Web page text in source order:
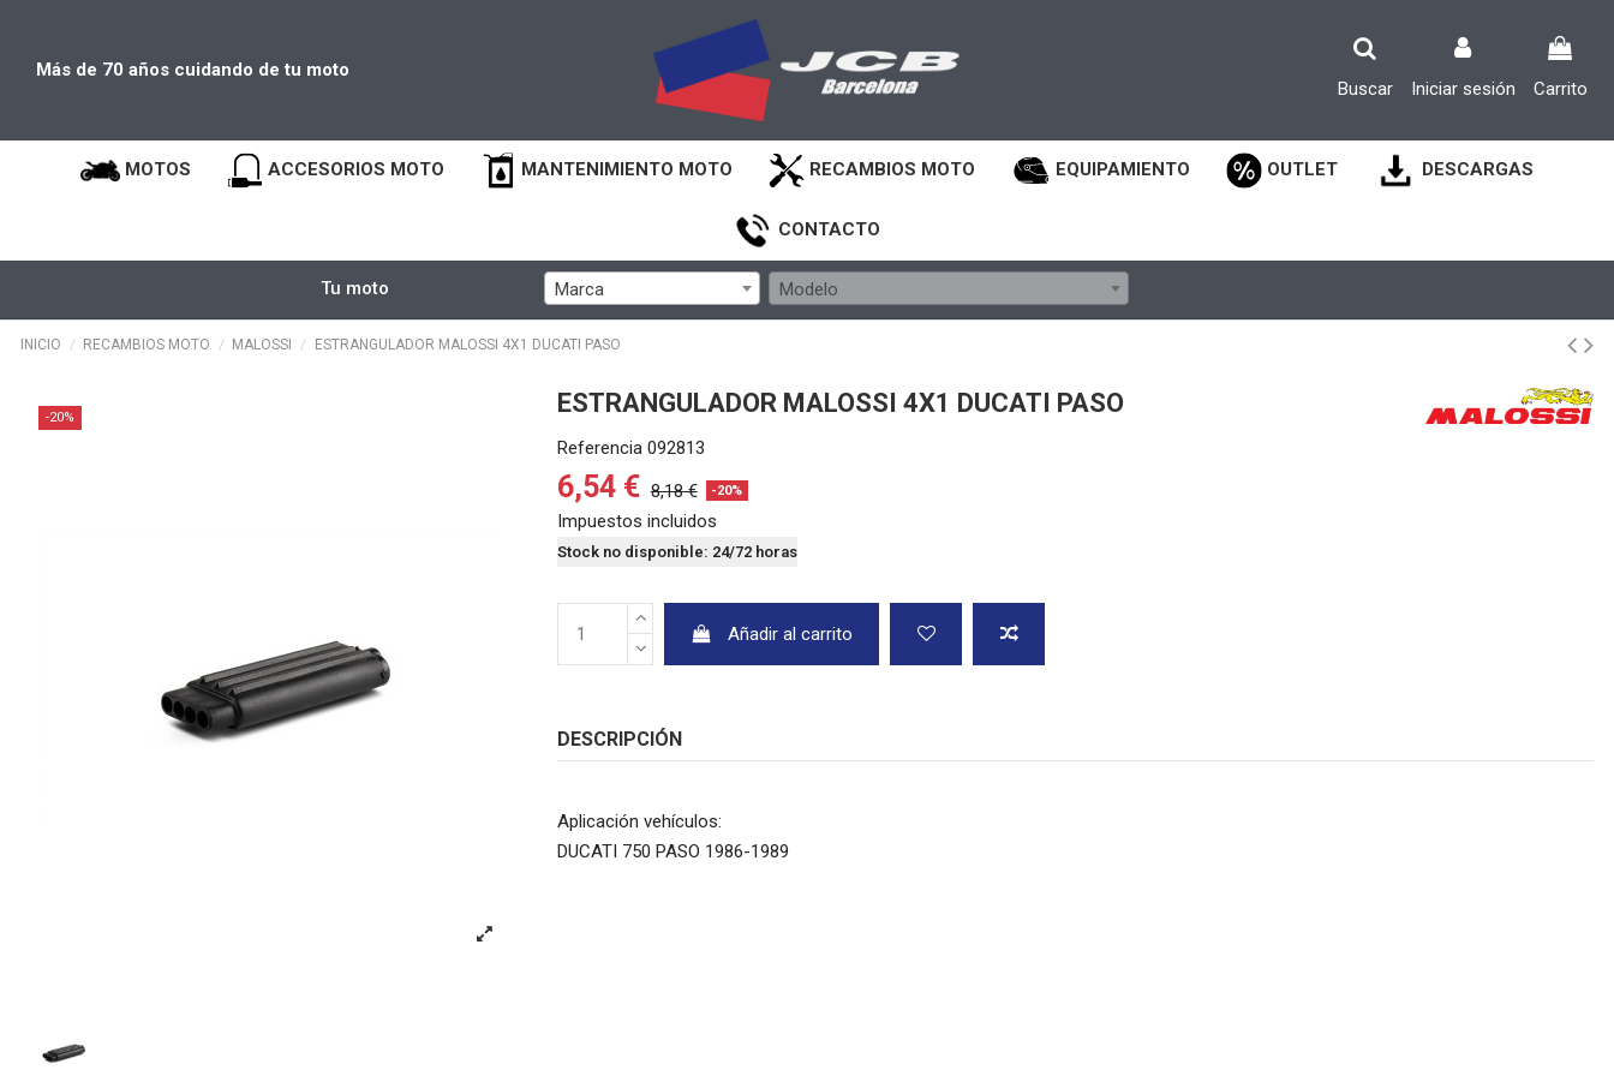
Más de 70 años cuidando de tu moto
Buscar
Iniciar sesión Carrito
MOTOS ACCESORIOS MOTO MANTENIMIENTO MOTO RECAMBIOS MOTO EQUIPAMIENTO OUTLET DESCARGAS
CONTACTO
Tu moto Marca Modelo
INICIO RECAMBIOS MOTO MALOSSI ESTRANGULADOR MALOSSI 4X1 DUCATI PASO
-20% ESTRANGULADOR MALOSSI 4X1 DUCATI PASO
Referencia 092813
6,54 € 8,18 € -20%
Impuestos incluidos
Stock no disponible: 24/72 horas
Añadir al carrito
DESCRIPCIÓN
Aplicación vehículos:
DUCATI 750 PASO 1986-1989